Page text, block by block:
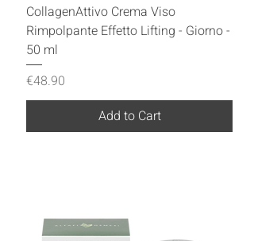
CollagenAttivo Crema Viso
Rimpolpante Effetto Lifting - Giorno -
50 ml
Price
€48.90
Add to Cart